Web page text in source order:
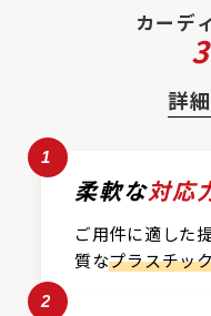
カーデ
3
詳
1
柔軟な対応
ご用件に適した
質なプラスチッ
2